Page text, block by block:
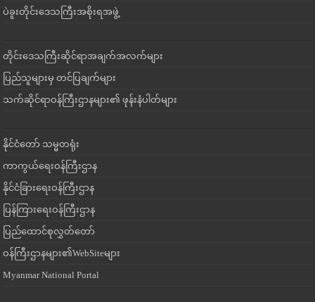
ပဲခူးတိုင်းဒေသကြီးအစိုးရအဖွဲ့
တိုင်းဒေသကြီးဆိုင်ရာအချက်အလက်များ
ပြည်သူများမှ တင်ပြချက်များ
သက်ဆိုင်ရာဝန်ကြီးဌာနများ၏ ဖုန်းနံပါတ်များ
နိုင်ငံတော် သမ္မတရုံး
ကာကွယ်ရေးဝန်ကြီးဌာန
နိုင်ငံခြားရေးဝန်ကြီးဌာန
ပြန်ကြားရေးဝန်ကြီးဌာန
ပြည်ထောင်စုလွှတ်တော်
ဝန်ကြီးဌာနများ၏WebSiteများ
Myanmar National Portal